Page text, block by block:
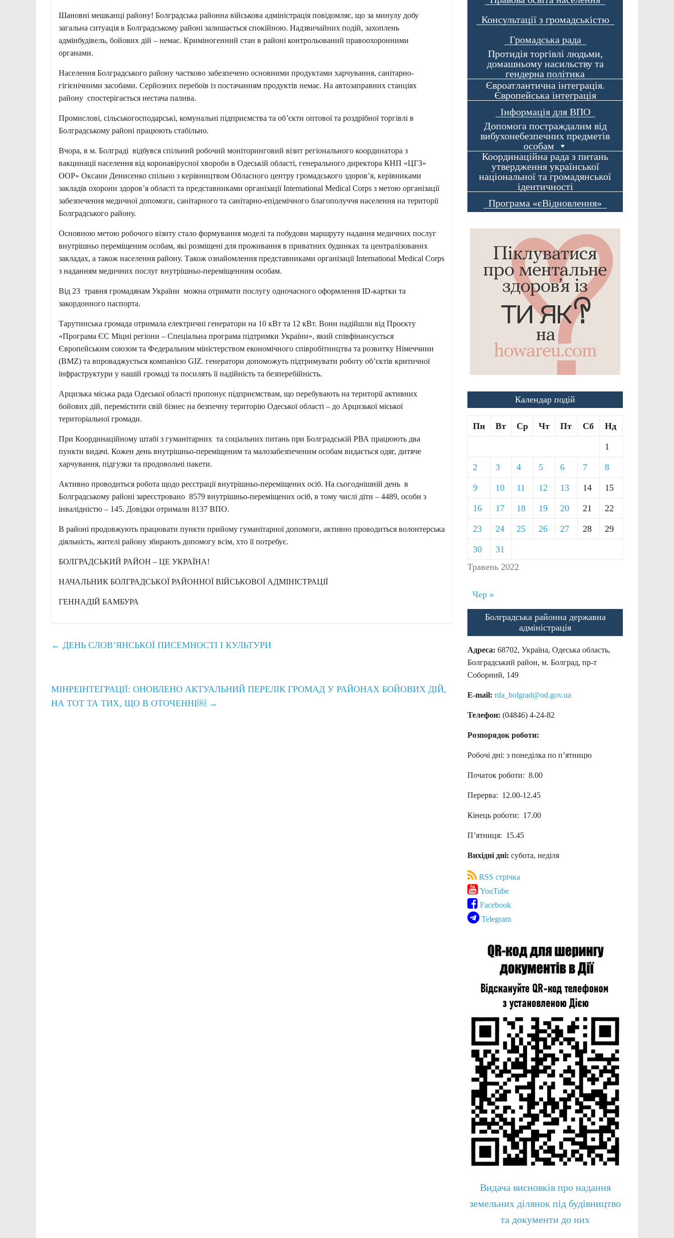
Шановні мешканці району! Болградська районна військова адміністрація повідомляє, що за минулу добу
загальна ситуація в Болградському районі залишається спокійною. Надзвичайних подій, захоплень
адмінбудівель, бойових дій – немає. Криміногенний стан в районі контрольований правоохоронними
органами.
Населення Болградського району частково забезпечено основними продуктами харчування, санітарно-
гігієнічними засобами. Серйозних перебоїв із постачанням продуктів немає. На автозаправних станціях
району спостерігається нестача палива.
Промислові, сільськогосподарські, комунальні підприємства та об’єкти оптової та роздрібної торгівлі в
Болградському районі працюють стабільно.
Вчора, в м. Болграді відбувся спільний робочий моніторинговий візит регіонального координатора з
вакцинації населення від коронавірусної хвороби в Одеській області, генерального директора КНП «ЦГЗ»
ООР» Оксани Денисенко спільно з керівництвом Обласного центру громадського здоров’я, керівниками
закладів охорони здоров’я області та представниками організації International Medical Corps з метою організації
забезпечення медичної допомоги, санітарного та санітарно-епідемічного благополуччя населення на території
Болградського району.
Основною метою робочого візиту стало формування моделі та побудови маршруту надання медичних послуг
внутрішньо переміщеним особам, які розміщені для проживання в приватних будинках та централізованих
закладах, а також населення району. Також ознайомлення представниками організації International Medical Corps
з наданням медичних послуг внутрішньо-переміщенним особам.
Від 23 травня громадянам України можна отримати послугу одночасного оформлення ID-картки та
закордонного паспорта.
Тарутинська громада отримала електричні генератори на 10 кВт та 12 кВт. Вони надійшли від Проєкту
«Програма ЄС Міцні регіони – Спеціальна програма підтримки України», який співфінансується
Європейським союзом та Федеральним міністерством економічного співробітництва та розвитку Німеччини
(BMZ) та впроваджується компанією GIZ. генератори допоможуть підтримувати роботу об’єктів критичної
інфраструктури у нашій громаді та посилять її надійність та безперебійність.
Арцизька міська рада Одеської області пропонує підприємствам, що перебувають на території активних
бойових дій, перемістити свій бізнес на безпечну територію Одеської області – до Арцизької міської
територіальної громади.
При Координаційному штабі з гуманітарних та соціальних питань при Болградській РВА працюють два
пункти видачі. Кожен день внутрішньо-переміщеним та малозабезпеченим особам видається одяг, дитяче
харчування, підгузки та продовольчі пакети.
Активно проводиться робота щодо реєстрації внутрішньо-переміщених осіб. На сьогоднішній день в
Болградському районі зареєстровано 8579 внутрішньо-переміщених осіб, в тому числі діти – 4489, особи з
інвалідністю – 145. Довідки отримали 8137 ВПО.
В районі продовжують працювати пункти прийому гуманітарної допомоги, активно проводиться волонтерська
діяльність, жителі району збирають допомогу всім, хто її потребує.
БОЛГРАДСЬКИЙ РАЙОН – ЦЕ УКРАЇНА!
НАЧАЛЬНИК БОЛГРАДСЬКОЇ РАЙОННОЇ ВІЙСЬКОВОЇ АДМІНІСТРАЦІЇ
ГЕННАДІЙ БАМБУРА
← ДЕНЬ СЛОВ’ЯНСЬКОЇ ПИСЕМНОСТІ І КУЛЬТУРИ
МІНРЕІНТЕГРАЦІЇ: ОНОВЛЕНО АКТУАЛЬНИЙ ПЕРЕЛІК ГРОМАД У РАЙОНАХ БОЙОВИХ ДІЙ,
НА ТОТ ТА ТИХ, ЩО В ОТОЧЕННІ￼ →
Консультації з громадськістю
Громадська рада
Протидія торгівлі людьми,
домашньому насильству та
гендерна політика
Євроатлантична інтеграція.
Європейська інтеграція
Інформація для ВПО
Допомога постраждалим від
вибухонебезпечних предметів
особам
Координаційна рада з питань
утвердження української
національної та громадянської
ідентичності
Програма «єВідновлення»
Календар подій
Травень 2022
Пн Вт Ср Чт Пт Сб Нд
1
2 3 4 5 6 7 8
9 10 11 12 13 14 15
16 17 18 19 20 21 22
23 24 25 26 27 28 29
30 31
Чер »
Болградська районна державна
адміністрація
Адреса: 68702, Україна, Одеська область,
Болградський район, м. Болград, пр-т
Соборний, 149
E-mail: rda_bolgrad@od.gov.ua
Телефон: (04846) 4-24-82
Розпорядок роботи:
Робочі дні: з понеділка по п’ятницю
Початок роботи: 8.00
Перерва: 12.00-12.45
Кінець роботи: 17.00
П’ятниця: 15.45
Вихідні дні: субота, неділя
RSS стрічка
YouTube
Facebook
Telegram
Видача висновків про надання
земельних ділянок під будівництво
та документи до них